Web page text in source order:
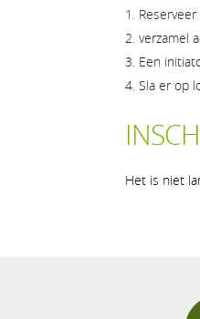
verzamel
Een
Sla er op
Het is niet